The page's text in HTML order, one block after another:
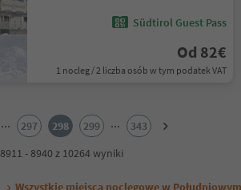
Südtirol Guest Pass
Od 82€
1 nocleg / 2 liczba osób w tym podatek VAT
... 297 298 299 ...
343
8911 - 8940 z 10264 wyniki
Wszystkie miejsca noclegowe w